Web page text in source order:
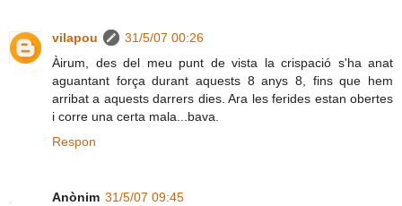
vilapou
31/5/07 00:26
Àirum, des del meu punt de vista la crispació s'ha anat
aguantant força durant aquests 8 anys 8, fins que hem
arribat a aquests darrers dies. Ara les ferides estan obertes
i corre una certa mala...bava.
Respon
Anònim 31/5/07 09:45